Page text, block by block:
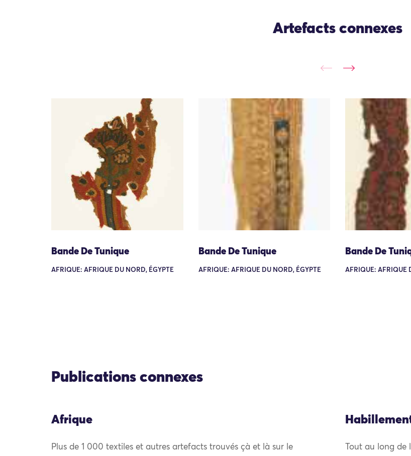
Artefacts connexes
Bande De Tunique
AFRIQUE: AFRIQUE DU NORD, ÉGYPTE
Bande De Tunique
AFRIQUE: AFRIQUE DU NORD, ÉGYPTE
Bande De
AFRIQUE: AFRIQUE
Publications connexes
Afrique
Plus de 1 000 textiles et autres artefacts trouvés çà et là sur le
Tout au long